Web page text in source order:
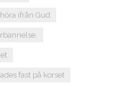
ifrån Gud
fast på korset